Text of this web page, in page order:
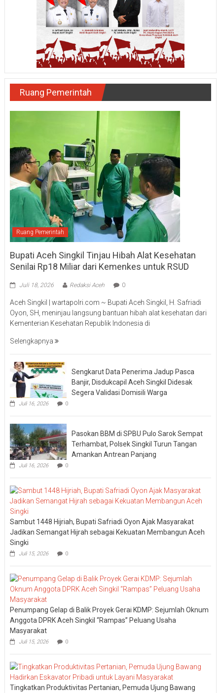
Ruang Pemerintah
Ruang Pemerintah
Bupati Aceh Singkil Tinjau Hibah Alat Kesehatan
Senilai Rp18 Miliar dari Kemenkes untuk RSUD
Juli 18, 2026 Redaksi Aceh 0
Aceh Singkil | wartapolri.com ~ Bupati Aceh Singkil, H. Safriadi
Oyon, SH, meninjau langsung bantuan hibah alat kesehatan dari
Kementerian Kesehatan Republik Indonesia di
Selengkapnya
Sengkarut Data Penerima Jadup Pasca
Banjir, Disdukcapil Aceh Singkil Didesak
Segera Validasi Domisili Warga
Juli 16, 2026 0
Pasokan BBM di SPBU Pulo Sarok Sempat
Terhambat, Polsek Singkil Turun Tangan
Amankan Antrean Panjang
Juli 16, 2026 0
Sambut 1448 Hijriah, Bupati Safriadi Oyon Ajak Masyarakat
Jadikan Semangat Hijrah sebagai Kekuatan Membangun Aceh
Singki
Juli 15, 2026 0
Penumpang Gelap di Balik Proyek Gerai KDMP: Sejumlah Oknum
Anggota DPRK Aceh Singkil “Rampas” Peluang Usaha
Masyarakat
Juli 15, 2026 0
Tingkatkan Produktivitas Pertanian, Pemuda Ujung Bawang